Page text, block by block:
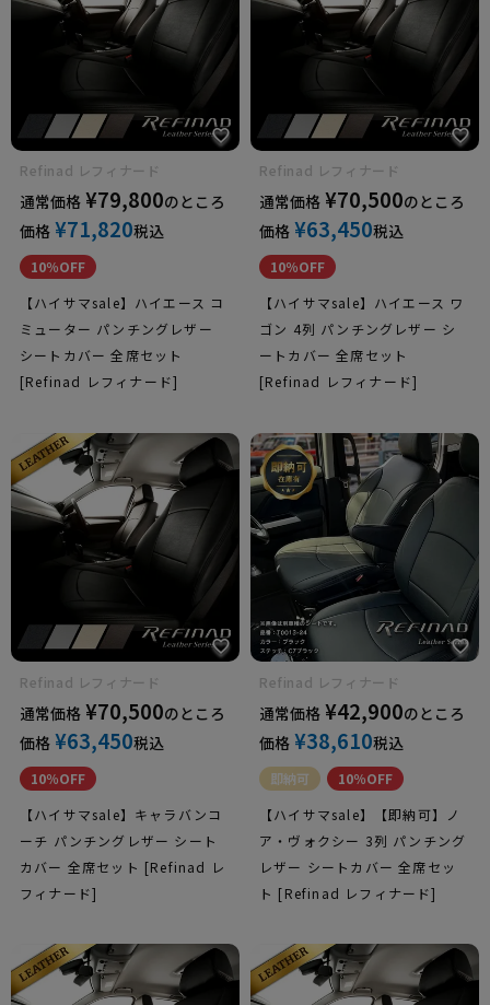
レクサス
イスズ
日野自動車
三菱ふそう
UDトラッ
アウディ
メルセデス
ベンツ
Refinad レフィナード
通常価格 ¥79,800のところ
価格 ¥71,820税込
10％OFF
【ハイサマsale】ハイエース コ
ミューター パンチングレザー
シートカバー 全席セット
[Refinad レフィナード]
Refinad レフィナード
通常価格 ¥70,500のところ
価格 ¥63,450税込
10％OFF
【ハイサマsale】ハイエース ワ
ゴン 4列 パンチングレザー シ
ートカバー 全席セット
[Refinad レフィナード]
Refinad レフィナード
通常価格 ¥70,500のところ
価格 ¥63,450税込
10％OFF
【ハイサマsale】キャラバンコ
ーチ パンチングレザー シート
カバー 全席セット [Refinad レ
フィナード]
Refinad レフィナード
通常価格 ¥42,900のところ
価格 ¥38,610税込
即納可
10％OFF
【ハイサマsale】【即納可】ノ
ア・ヴォクシー 3列 パンチング
レザー シートカバー 全席セッ
ト [Refinad レフィナード]